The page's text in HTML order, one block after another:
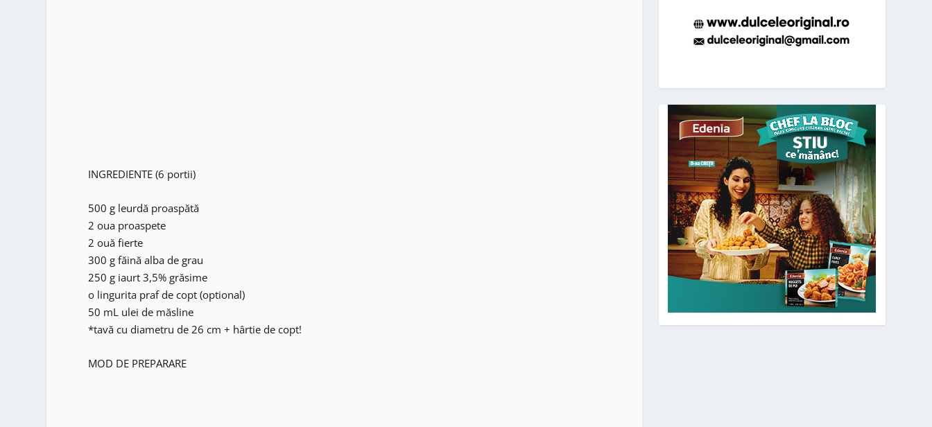
INGREDIENTE (6 portii)
500 g leurdă proaspătă
2 oua proaspete
2 ouă fierte
300 g făină alba de grau
250 g iaurt 3,5% grăsime
o lingurita praf de copt (optional)
50 mL ulei de măsline
*tavă cu diametru de 26 cm + hârtie de copt!
MOD DE PREPARARE